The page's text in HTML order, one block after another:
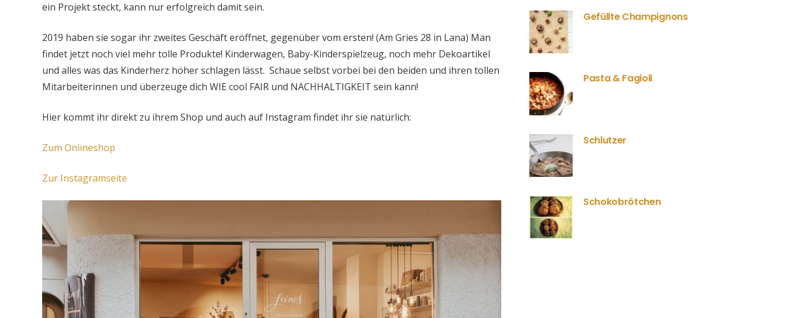
ein Projekt steckt, kann nur erfolgreich damit sein.
2019 haben sie sogar ihr zweites Geschäft eröffnet, gegenüber vom ersten! (Am Gries 28 in Lana) Man
findet jetzt noch viel mehr tolle Produkte! Kinderwagen, Baby-Kinderspielzeug, noch mehr Dekoartikel
und alles was das Kinderherz höher schlagen lässt. Schaue selbst vorbei bei den beiden und ihren tollen
Mitarbeiterinnen und überzeuge dich WIE cool FAIR und NACHHALTIGKEIT sein kann!
Hier kommt ihr direkt zu ihrem Shop und auch auf Instagram findet ihr sie natürlich:
Zum Onlineshop
Zur Instagramseite
Gefüllte Champignons
Pasta & Fagioli
Schlutzer
Schokobrötchen